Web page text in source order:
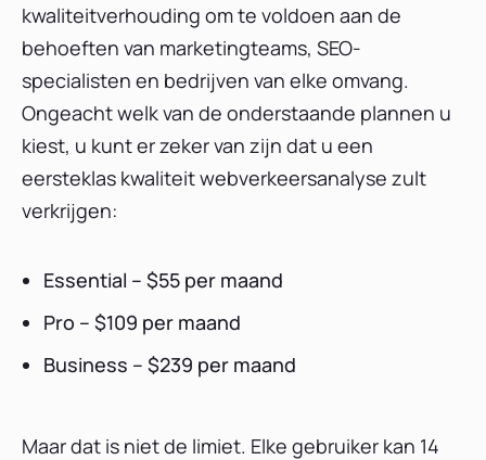
kwaliteitverhouding om te voldoen aan de
behoeften van marketingteams, SEO-
specialisten en bedrijven van elke omvang.
Ongeacht welk van de onderstaande plannen u
kiest, u kunt er zeker van zijn dat u een
eersteklas kwaliteit webverkeersanalyse zult
verkrijgen:
Essential – $55 per maand
Pro – $109 per maand
Business – $239 per maand
Maar dat is niet de limiet. Elke gebruiker kan 14